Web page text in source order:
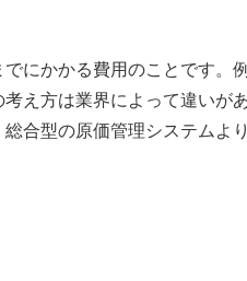
にかかる費用のことです。
え方は業界によって違いが
合型の原価管理システムよ